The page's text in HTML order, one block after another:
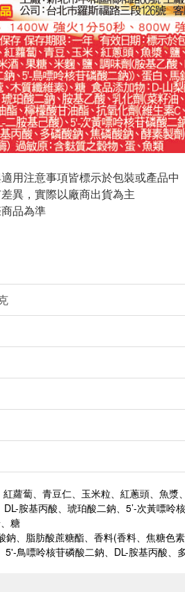
用注意事項皆標示於包裝或產品中
異，實際以廠商出貨為主
品為準
蘿蔔、青豆仁、玉米粒、紅蔥頭、魚
胺基丙酸、琥珀酸二鈉、5’-次黃嘌呤
糖
、脂肪酸蔗糖酯、香料(香料、焦糖色
鳥嘌呤核苷磷酸二鈉、DL-胺基丙酸、